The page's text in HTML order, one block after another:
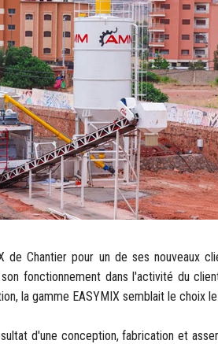
de Chantier pour un de ses nouveaux
fonctionnement dans l'activité du
la gamme EASYMIX semblait le choix
d'une conception, fabrication et